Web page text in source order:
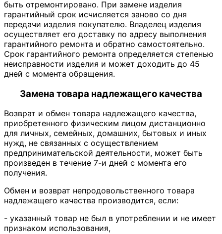
быть отремонтировано. При замене изделия
гарантийный срок исчисляется заново со дня
передачи изделия покупателю. Владелец изделия
осуществляет его доставку по адресу выполнения
гарантийного ремонта и обратно самостоятельно.
Срок гарантийного ремонта определяется степенью
неисправности изделия и может доходить до 45
дней с момента обращения.
Замена товара надлежащего качества
Возврат и обмен товара надлежащего качества,
приобретенного физическим лицом дистанционно
для личных, семейных, домашних, бытовых и иных
нужд, не связанных с осуществлением
предпринимательской деятельности, может быть
произведен в течение 7-и дней с момента его
получения.
Обмен и возврат непродовольственного товара
надлежащего качества производится, если:
- указанный товар не был в употреблении и не имеет
признаком использования,